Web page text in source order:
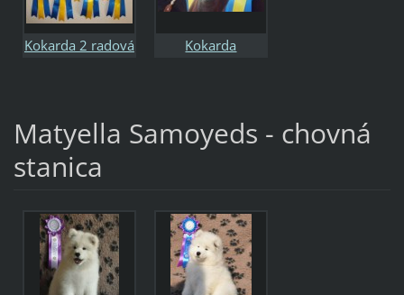
Kokarda 2 radová Kokarda
Matyella Samoyeds - chovná
stanica